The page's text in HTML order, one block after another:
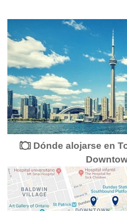
Dónde alojarse en